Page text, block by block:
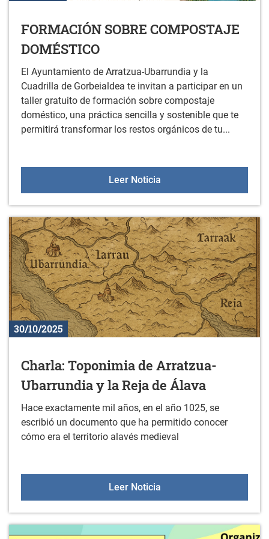
FORMACIÓN SOBRE COMPOSTAJE
DOMÉSTICO
El Ayuntamiento de Arratzua-Ubarrundia y la
Cuadrilla de Gorbeialdea te invitan a participar en un
taller gratuito de formación sobre compostaje
doméstico, una práctica sencilla y sostenible que te
permitirá transformar los restos orgánicos de tu...
Leer NoticiaFORMACIÓN SOBRE
30/10/2025
Charla: Toponimia de Arratzua-
Ubarrundia y la Reja de Álava
Hace exactamente mil años, en el año 1025, se
escribió un documento que ha permitido conocer
cómo era el territorio alavés medieval
Leer NoticiaCharla: Toponimia de